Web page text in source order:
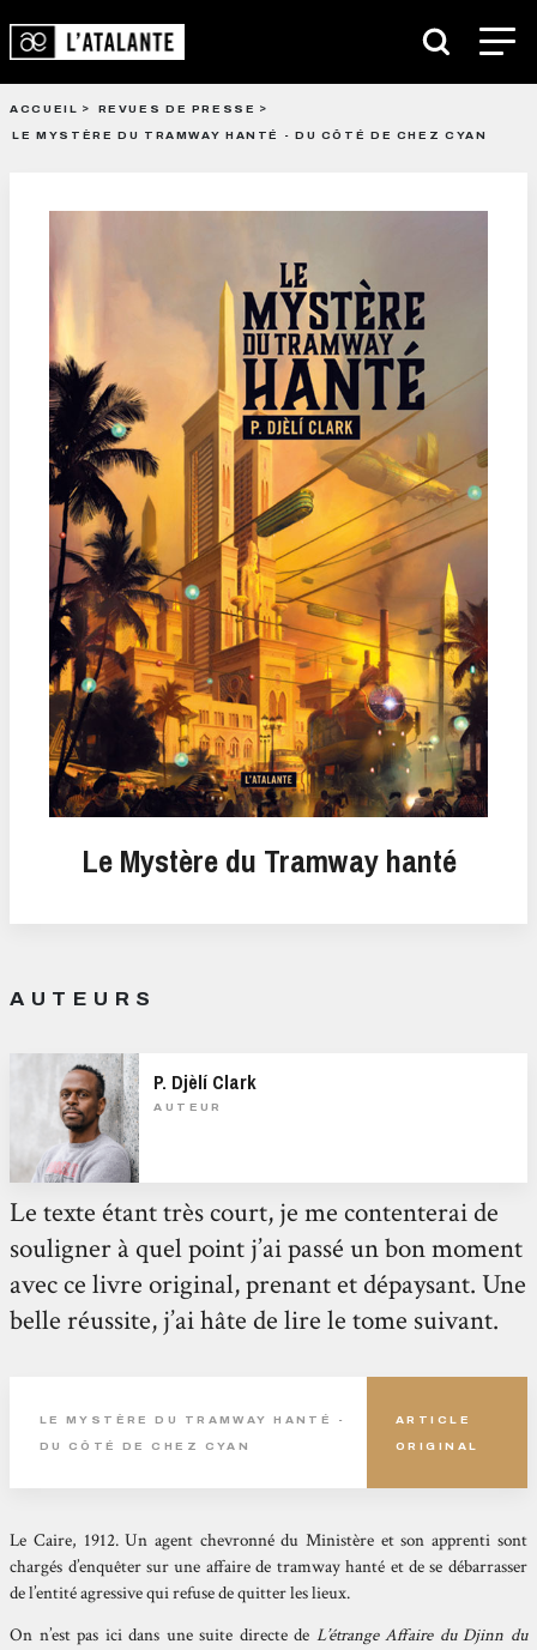
ACCUEIL
REVUES DE PRESSE
LE MYSTÈRE DU TRAMWAY HANTÉ - DU CÔTÉ DE CHEZ CYAN
Le Mystère du Tramway hanté
AUTEURS
P. Djèlí Clark
AUTEUR
Le texte étant très court, je me contenterai de
souligner à quel point j’ai passé un bon moment
avec ce livre original, prenant et dépaysant. Une
belle réussite, j’ai hâte de lire le tome suivant.
LE MYSTÈRE DU TRAMWAY HANTÉ -
DU CÔTÉ DE CHEZ CYAN
ARTICLE
ORIGINAL
Le Caire, 1912. Un agent chevronné du Ministère et son apprenti sont
chargés d’enquêter sur une affaire de tramway hanté et de se débarrasser
de l’entité agressive qui refuse de quitter les lieux.
On n’est pas ici dans une suite directe de L’étrange Affaire du Djinn du